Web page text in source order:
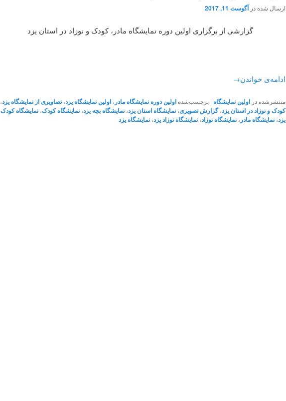
ارسال شده درآگوست 11, 2017
گزارشی از برگزاری اولین دوره نمایشگاه مادر، کودک و نوزاد در استان یزد
ادامه‌ی خواندن→
منتشرشده در اولین نمایشگاه | برچسب‌شده اولین دوره نمایشگاه مادر ، اولین نمایشگاه یزد،تصاویری از نمایشگاه یزد،
کودک و نوزاد در استان یزد،گزارش تصویری، نمایشگاه استان یزد، نمایشگاه بچه یزد، نمایشگاه کودک، نمایشگاه کودک
یزد، نمایشگاه مادر ، نمایشگاه نوزاد، نمایشگاه نوزاد یزد، نمایشگاه یزد